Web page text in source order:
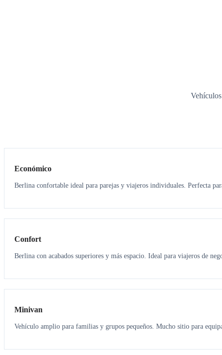
Económico
Berlina confortable ideal para parejas y viajeros individuales. Perfecta
3 3
Confort
Berlina con acabados superiores y más espacio. Ideal para viajeros de
6 5
Minivan
Vehículo amplio para familias y grupos pequeños. Mucho sitio para
7 7